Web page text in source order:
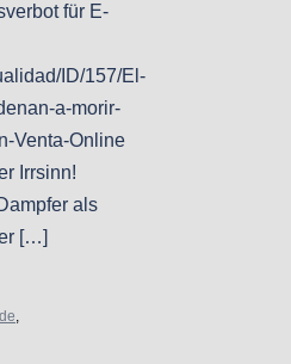
für E-
ID/157/El-
a-morir-
Venta-Online
Irrsinn!
als
[…]
,